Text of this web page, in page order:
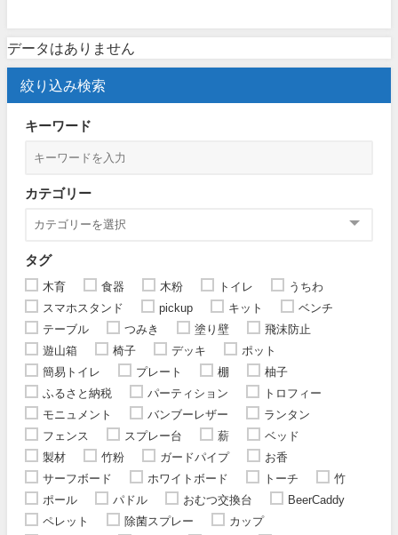
データはありません
絞り込み検索
キーワード
カテゴリー
タグ
木育 食器 木粉 トイレ
うちわ
スマホスタンド
pickup キット
ベンチ
テーブル
つみき 塗り壁
飛沫防止
遊山箱
椅子 デッキ
ポット
簡易トイレ
プレート 棚
柚子
ふるさと納税
パーティション
トロフィー
モニュメント
バンブーレザー
ランタン
フェンス
スプレー台 薪
ベッド
製材
竹粉 ガードパイプ
お香
サーフボード
ホワイトボード トーチ
竹
ポール
パドル おむつ交換台
BeerCaddy
ペレット
除菌スプレー
カップ